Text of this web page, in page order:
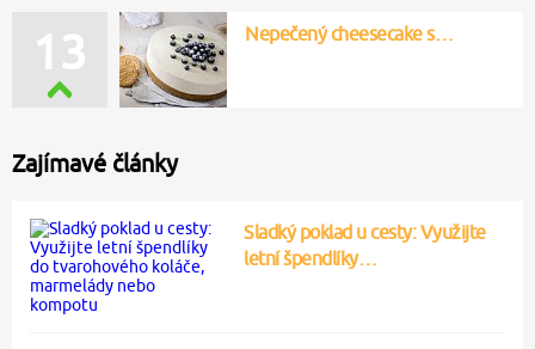
13 Nepečený cheesecake s…
Zajímavé články
Sladký poklad u cesty: Využijte
letní špendlíky…